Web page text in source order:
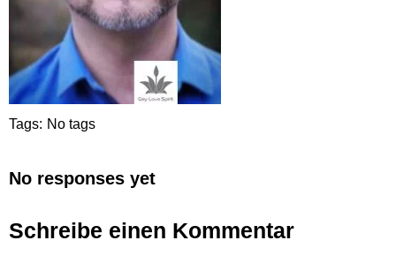
Tags: No tags
No responses yet
Schreibe einen Kommentar